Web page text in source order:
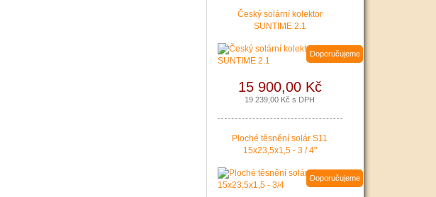
Český solární kolektor
SUNTIME 2.1
Doporučujeme
15 900,00 Kč
19 239,00 Kč s DPH
Ploché těsnění solár S11
15x23,5x1,5 - 3 / 4"
Doporučujeme